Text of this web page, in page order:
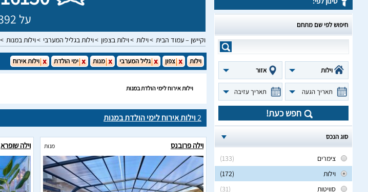
על 392 מקומות אירוח שונים בישראל
וקיישן – עמוד הבית וילות וילות בצפון וילות בגליל המערבי וילות במנות
חיפוש לפי שם מתחם
וילות אזור
תאריך הגעה תאריך עזיבה
חפש כעת!
סוג הנכס
(133)
צימרים
(172)
וילות
(31)
סוויטות
וילות צפון גליל המערבי מנות ימי הולדת וילות אירוח
וילות אירוח לימי הולדת במנות
2וילות אירוח לימי הולדת במנות
וילה פרובנס מנות וילה שופרא